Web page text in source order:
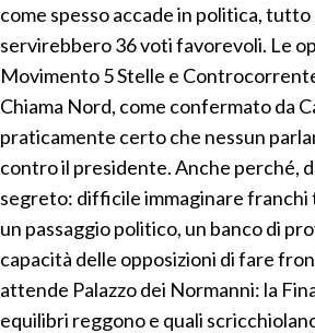
come spesso accade in politica,
servirebbero 36 voti favorevoli. Le
Movimento 5 Stelle e
Chiama Nord, come confermato da
praticamente certo che nessun
contro il presidente. Anche perché,
segreto: difficile immaginare franchi
un passaggio politico, un banco di
capacità delle opposizioni di fare
attende Palazzo dei Normanni: la
equilibri reggono e quali